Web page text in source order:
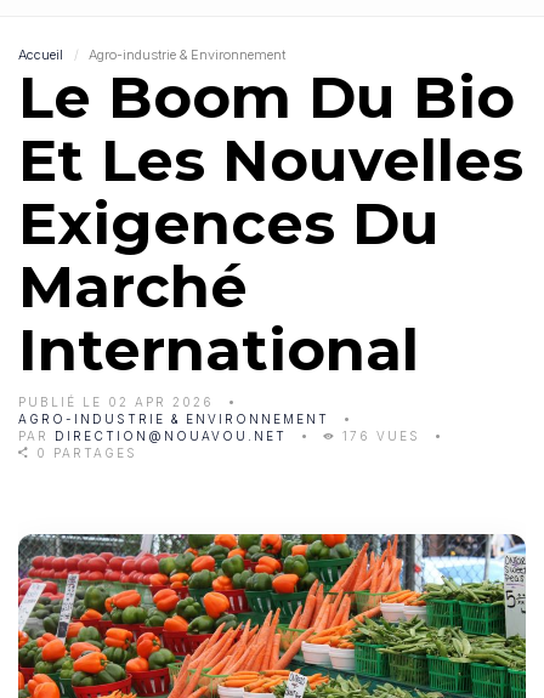
Accueil Agro-industrie & Environnement
Le Boom Du Bio
Et Les Nouvelles
Exigences Du
Marché
International
PUBLIÉ LE 02 APR 2026
AGRO-INDUSTRIE & ENVIRONNEMENT
PAR DIRECTION@NOUAVOU.NET
176 VUES
0 PARTAGES